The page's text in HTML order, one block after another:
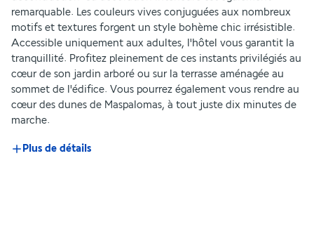
remarquable. Les couleurs vives conjuguées aux nombreux
motifs et textures forgent un style bohème chic irrésistible.
Accessible uniquement aux adultes, l'hôtel vous garantit la
tranquillité. Profitez pleinement de ces instants privilégiés au
cœur de son jardin arboré ou sur la terrasse aménagée au
sommet de l'édifice. Vous pourrez également vous rendre au
cœur des dunes de Maspalomas, à tout juste dix minutes de
marche.
Plus de détails